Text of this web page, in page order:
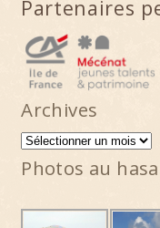
Partenaires
Archives
Archives
Photos au